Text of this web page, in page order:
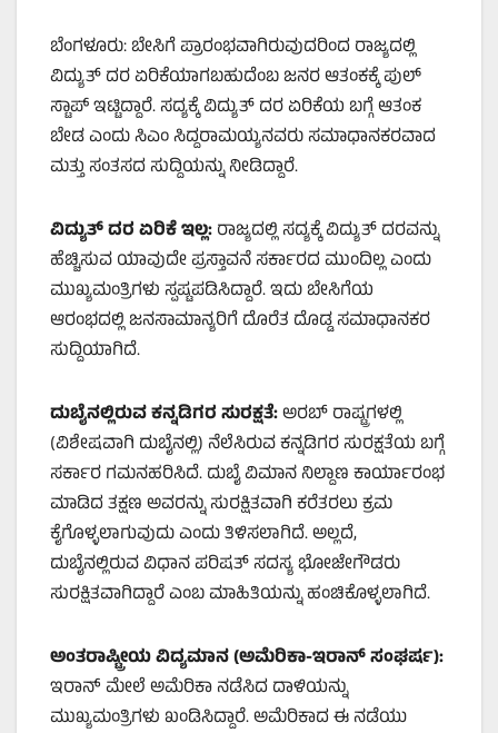
ಬೆಂಗಳೂರು: ಬೇಸಿಗೆ ಪ್ರಾರಂಭವಾಗಿರುವುದರಿಂದ ರಾಜ್ಯದಲ್ಲಿ
ವಿದ್ಯುತ್‌ ದರ ಏರಿಕೆಯಾಗಬಹುದೆಂಬ ಜನರ ಆತಂಕಕ್ಕೆ ಪುಲ್‌
ಸ್ಟಾಪ್‌ ಇಟ್ಟಿದ್ದಾರೆ. ಸದ್ಯಕ್ಕೆ ವಿದ್ಯುತ್‌ ದರ ಏರಿಕೆಯ ಬಗ್ಗೆ ಆತಂಕ
ಬೇಡ ಎಂದು ಸಿಎಂ ಸಿದ್ದರಾಮಯ್ಯನವರು ಸಮಾಧಾನಕರವಾದ
ಮತ್ತು ಸಂತಸದ ಸುದ್ದಿಯನ್ನು ನೀಡಿದ್ದಾರೆ.
ವಿದ್ಯುತ್ ದರ ಏರಿಕೆ ಇಲ್ಲ:ರಾಜ್ಯದಲ್ಲಿ ಸದ್ಯಕ್ಕೆ ವಿದ್ಯುತ್ ದರವನ್ನು
ಹೆಚ್ಚಿಸುವ ಯಾವುದೇ ಪ್ರಸ್ತಾವನೆ ಸರ್ಕಾರದ ಮುಂದಿಲ್ಲ ಎಂದು
ಮುಖ್ಯಮಂತ್ರಿಗಳು ಸ್ಪಷ್ಟಪಡಿಸಿದ್ದಾರೆ. ಇದು ಬೇಸಿಗೆಯ
ಆರಂಭದಲ್ಲಿ ಜನಸಾಮಾನ್ಯರಿಗೆ ದೊರೆತ ದೊಡ್ಡ ಸಮಾಧಾನಕರ
ಸುದ್ದಿಯಾಗಿದೆ.
ದುಬೈನಲ್ಲಿರುವ ಕನ್ನಡಿಗರ ಸುರಕ್ಷತೆ:ಅರಬ್ ರಾಷ್ಟ್ರಗಳಲ್ಲಿ
(ವಿಶೇಷವಾಗಿ ದುಬೈನಲ್ಲಿ) ನೆಲೆಸಿರುವ ಕನ್ನಡಿಗರ ಸುರಕ್ಷತೆಯ ಬಗ್ಗೆ
ಸರ್ಕಾರ ಗಮನಹರಿಸಿದೆ. ದುಬೈ ವಿಮಾನ ನಿಲ್ದಾಣ ಕಾರ್ಯಾರಂಭ
ಮಾಡಿದ ತಕ್ಷಣ ಅವರನ್ನು ಸುರಕ್ಷಿತವಾಗಿ ಕರೆತರಲು ಕ್ರಮ
ಕೈಗೊಳ್ಳಲಾಗುವುದು ಎಂದು ತಿಳಿಸಲಾಗಿದೆ. ಅಲ್ಲದೆ,
ದುಬೈನಲ್ಲಿರುವ ವಿಧಾನ ಪರಿಷತ್ ಸದಸ್ಯ ಭೋಜೇಗೌಡರು
ಸುರಕ್ಷಿತವಾಗಿದ್ದಾರೆ ಎಂಬ ಮಾಹಿತಿಯನ್ನು ಹಂಚಿಕೊಳ್ಳಲಾಗಿದೆ.
ಅಂತರಾಷ್ಟ್ರೀಯ ವಿದ್ಯಮಾನ (ಅಮೆರಿಕಾ-ಇರಾನ್ ಸಂಘರ್ಷ):
ಇರಾನ್ ಮೇಲೆ ಅಮೆರಿಕಾ ನಡೆಸಿದ ದಾಳಿಯನ್ನು
ಮುಖ್ಯಮಂತ್ರಿಗಳು ಖಂಡಿಸಿದ್ದಾರೆ. ಅಮೆರಿಕಾದ ಈ ನಡೆಯು